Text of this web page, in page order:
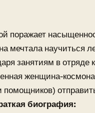
поражает
мечтала научиться
занятиям в отряде
женщина-
биография: